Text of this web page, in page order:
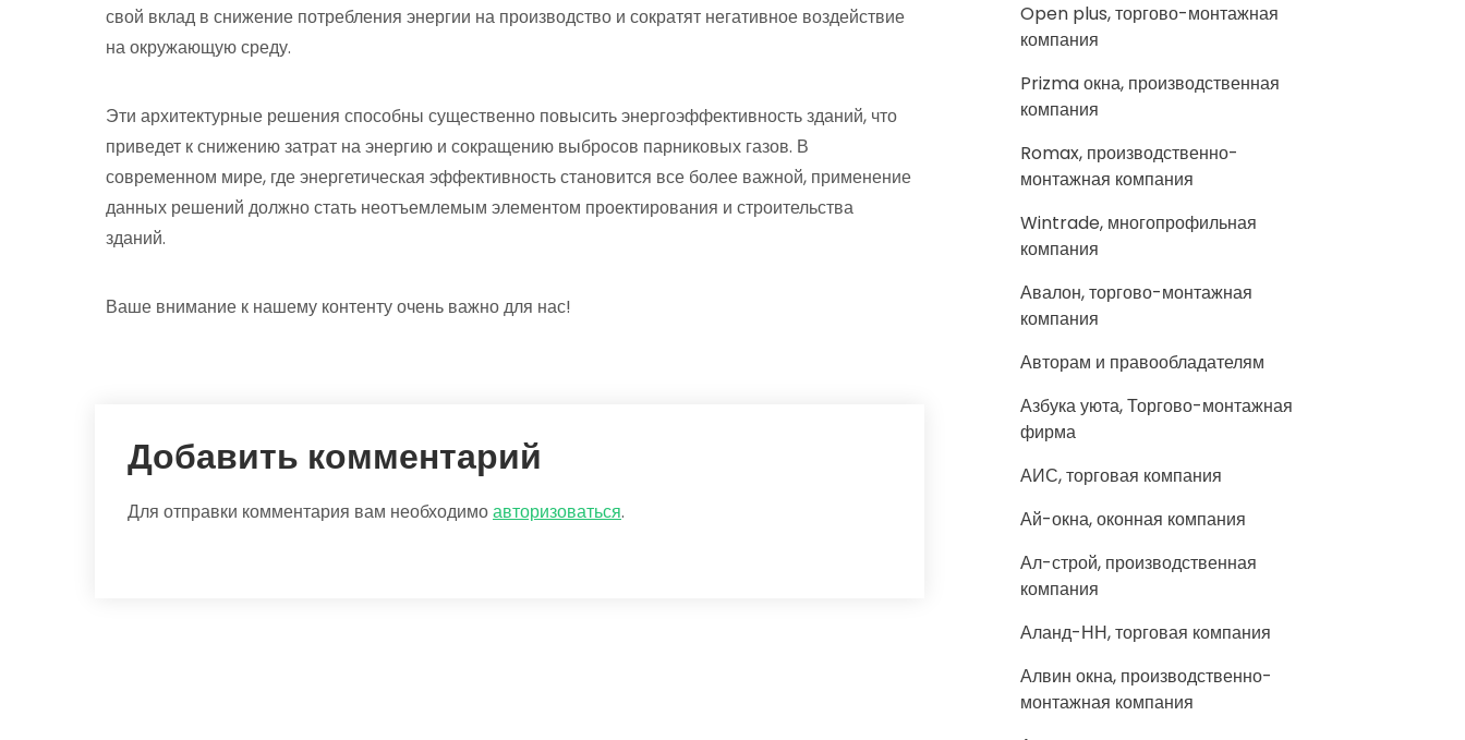
свой вклад в снижение потребления энергии на производство и сократят негативное воздействие
на окружающую среду.
Эти архитектурные решения способны существенно повысить энергоэффективность зданий, что
приведет к снижению затрат на энергию и сокращению выбросов парниковых газов. В
современном мире, где энергетическая эффективность становится все более важной, применение
данных решений должно стать неотъемлемым элементом проектирования и строительства
зданий.
Ваше внимание к нашему контенту очень важно для нас!
Добавить комментарий
Для отправки комментария вам необходимоавторизоваться.
Open plus, торгово-монтажная
компания
Prizma окна, производственная
компания
Romax, производственно-
монтажная компания
Wintrade, многопрофильная
компания
Авалон, торгово-монтажная
компания
Авторам и правообладателям
Азбука уюта, Торгово-монтажная
фирма
АИС, торговая компания
Ай-окна, оконная компания
Ал-строй, производственная
компания
Аланд-НН, торговая компания
Алвин окна, производственно-
монтажная компания